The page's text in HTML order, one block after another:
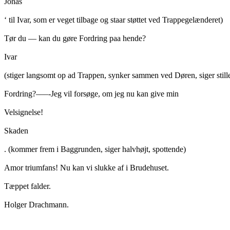
‘ til Ivar, som er veget tilbage og staar støttet ved Trappegelænderet)
Tør du — kan du gøre Fordring paa hende?
Ivar
(stiger langsomt op ad Trappen, synker sammen ved Døren, siger
Fordring?–––-Jeg vil forsøge, om jeg nu kan give min
Velsignelse!
Skaden
. (kommer frem i Baggrunden, siger halvhøjt, spottende)
Amor triumfans! Nu kan vi slukke af i Brudehuset.
Tæppet falder.
Holger Drachmann.